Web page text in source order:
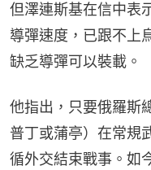
但澤連斯基在信中表
導彈速度，已跟不上
缺乏導彈可以裝載。
他指出，只要俄羅斯
普丁或蒲亭）在常規
循外交結束戰事。如